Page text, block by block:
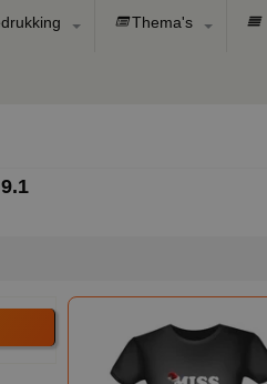
Thema's
9.1